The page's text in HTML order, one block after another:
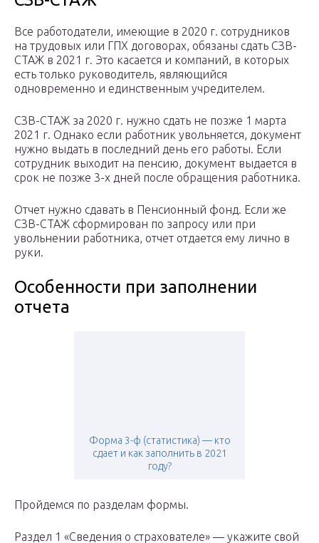
Все работодатели, имеющие в 2020 г. сотрудников
на трудовых или ГПХ договорах, обязаны сдать СЗВ-
СТАЖ в 2021 г. Это касается и компаний, в которых
есть только руководитель, являющийся
одновременно и единственным учредителем.
СЗВ-СТАЖ за 2020 г. нужно сдать не позже 1 марта
2021 г. Однако если работник увольняется, документ
нужно выдать в последний день его работы. Если
сотрудник выходит на пенсию, документ выдается в
срок не позже 3-х дней после обращения работника.
Отчет нужно сдавать в Пенсионный фонд. Если же
СЗВ-СТАЖ сформирован по запросу или при
увольнении работника, отчет отдается ему лично в
руки.
Особенности при заполнении
отчета
Форма 3-ф (статистика) — кто
сдает и как заполнить в 2021
году?
Пройдемся по разделам формы.
Раздел 1 «Сведения о страхователе» — укажите свой